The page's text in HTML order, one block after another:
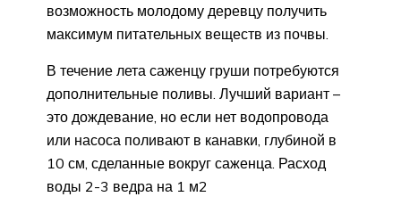
возможность молодому деревцу получить
максимум питательных веществ из почвы.
В течение лета саженцу груши потребуются
дополнительные поливы. Лучший вариант –
это дождевание, но если нет водопровода
или насоса поливают в канавки, глубиной в
10 см, сделанные вокруг саженца. Расход
воды 2-3 ведра на 1 м2